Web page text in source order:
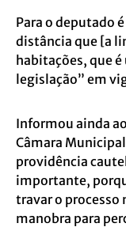
Para o deputado
distância que [a
habitações, que
legislação” em
Informou ainda
Câmara
providência
importante,
travar o processo
manobra para